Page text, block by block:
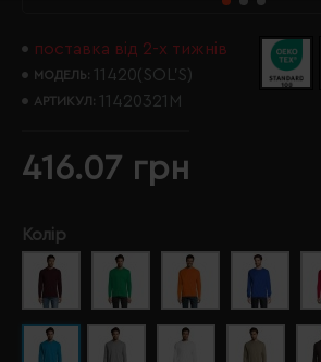
поставка від 2-х тижнів
МОДЕЛЬ: 11420(SOL’S)
АРТИКУЛ: 11420321M
416.07 грн
Колір